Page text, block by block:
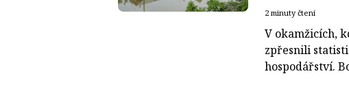
2 minuty čtení
V okamžicích,
zpřesnili
hospodářství.